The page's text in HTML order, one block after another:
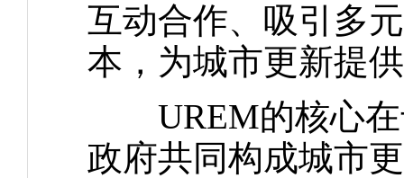
互动合作、吸引多
本，为城市更新提
UREM的核心在
政府共同构成城市